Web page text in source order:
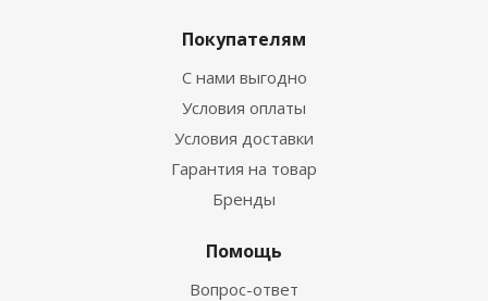
Покупателям
С нами выгодно
Условия оплаты
Условия доставки
Гарантия на товар
Бренды
Помощь
Вопрос-ответ